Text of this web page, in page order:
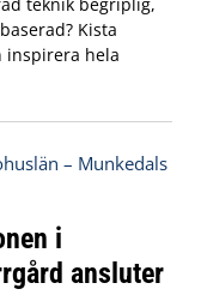
Kista
inspirera hela
i
ansluter